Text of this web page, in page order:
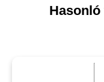
Hasonló